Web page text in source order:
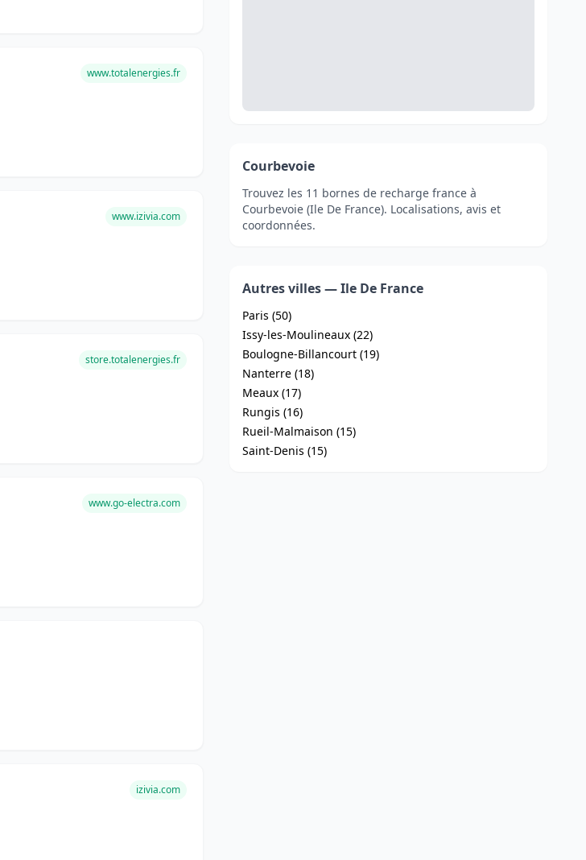
www.totalenergies.fr
www.izivia.com
store.totalenergies.fr
www.go-electra.com
izivia.com
Courbevoie
Trouvez les 11 bornes de recharge france à
Courbevoie (Ile De France). Localisations, avis et
coordonnées.
Autres villes — Ile De France
Paris (50)
Issy-les-Moulineaux (22)
Boulogne-Billancourt (19)
Nanterre (18)
Meaux (17)
Rungis (16)
Rueil-Malmaison (15)
Saint-Denis (15)